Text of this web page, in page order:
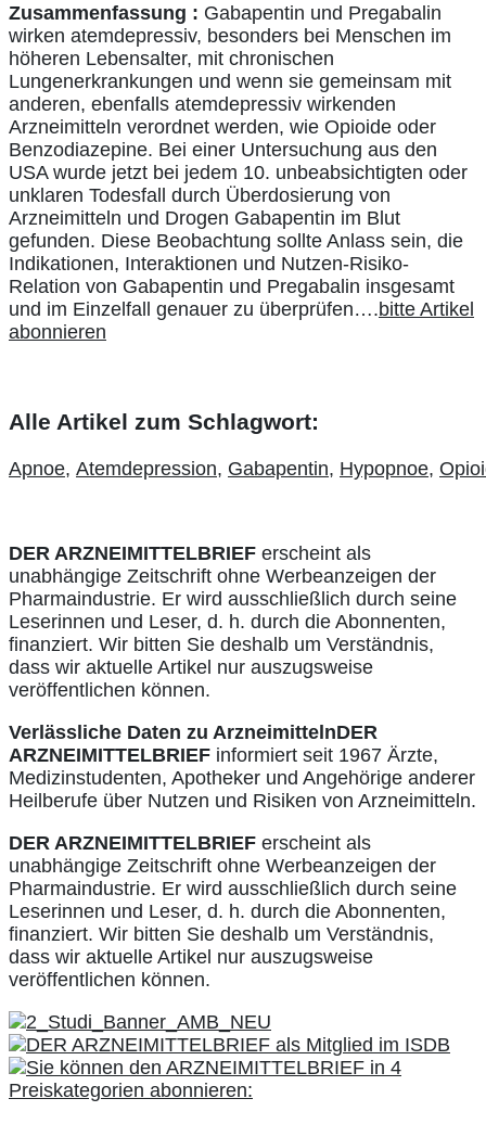
Zusammenfassung : Gabapentin und Pregabalin
wirken atemdepressiv, besonders bei Menschen im
höheren Lebensalter, mit chronischen
Lungenerkrankungen und wenn sie gemeinsam mit
anderen, ebenfalls atemdepressiv wirkenden
Arzneimitteln verordnet werden, wie Opioide oder
Benzodiazepine. Bei einer Untersuchung aus den
USA wurde jetzt bei jedem 10. unbeabsichtigten oder
unklaren Todesfall durch Überdosierung von
Arzneimitteln und Drogen Gabapentin im Blut
gefunden. Diese Beobachtung sollte Anlass sein, die
Indikationen, Interaktionen und Nutzen-Risiko-
Relation von Gabapentin und Pregabalin insgesamt
und im Einzelfall genauer zu überprüfen….bitte Artikel
abonnieren
Alle Artikel zum Schlagwort:
Apnoe, Atemdepression, Gabapentin, Hypopnoe,
DER ARZNEIMITTELBRIEF erscheint als
unabhängige Zeitschrift ohne Werbeanzeigen der
Pharmaindustrie. Er wird ausschließlich durch seine
Leserinnen und Leser, d. h. durch die Abonnenten,
finanziert. Wir bitten Sie deshalb um Verständnis,
dass wir aktuelle Artikel nur auszugsweise
veröffentlichen können.
Verlässliche Daten zu ArzneimittelnDER
ARZNEIMITTELBRIEF informiert seit 1967 Ärzte,
Medizinstudenten, Apotheker und Angehörige anderer
Heilberufe über Nutzen und Risiken von Arzneimitteln.
DER ARZNEIMITTELBRIEF erscheint als
unabhängige Zeitschrift ohne Werbeanzeigen der
Pharmaindustrie. Er wird ausschließlich durch seine
Leserinnen und Leser, d. h. durch die Abonnenten,
finanziert. Wir bitten Sie deshalb um Verständnis,
dass wir aktuelle Artikel nur auszugsweise
veröffentlichen können.